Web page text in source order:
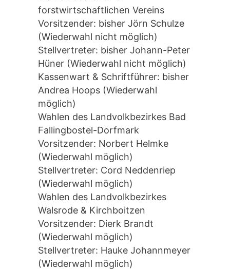
forstwirtschaftlichen Vereins
Vorsitzender: bisher Jörn Schulze
(Wiederwahl nicht möglich)
Stellvertreter: bisher Johann-Peter
Hüner (Wiederwahl nicht möglich)
Kassenwart & Schriftführer: bisher
Andrea Hoops (Wiederwahl
möglich)
Wahlen des Landvolkbezirkes Bad
Fallingbostel-Dorfmark
Vorsitzender: Norbert Helmke
(Wiederwahl möglich)
Stellvertreter: Cord Neddenriep
(Wiederwahl möglich)
Wahlen des Landvolkbezirkes
Walsrode & Kirchboitzen
Vorsitzender: Dierk Brandt
(Wiederwahl möglich)
Stellvertreter: Hauke Johannmeyer
(Wiederwahl möglich)